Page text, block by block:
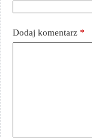
Dodaj komentarz *